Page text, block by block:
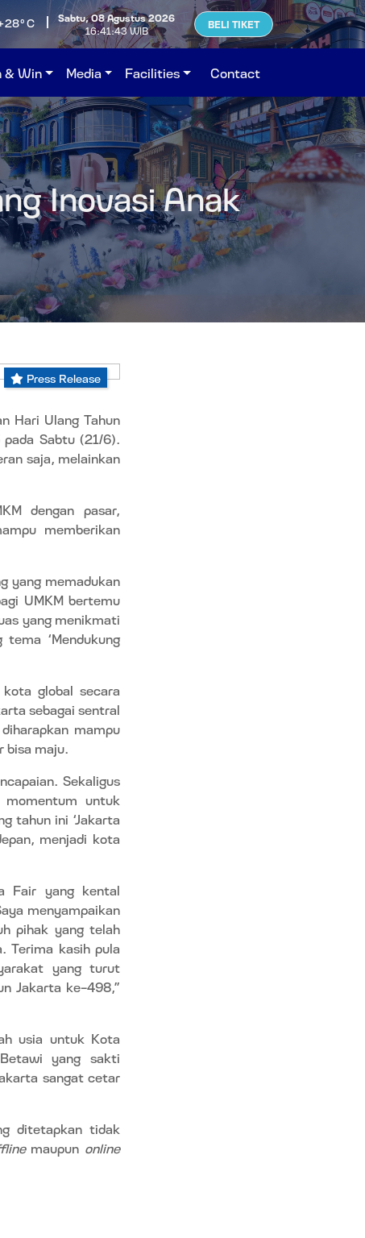
Sabtu, 08 Agustus 2026
16:41:44 WIB
BELI TIKET
& Win Media Facilities Contact
Inovasi Anak
Press Release
Hari Ulang Tahun
Sabtu (21/6).
saja, melainkan
dengan pasar,
memberikan
yang memadukan
UMKM bertemu
yang menikmati
‘Mendukung
global secara
sebagai sentral
mampu
maju.
Sekaligus
momentum untuk
tahun ini ‘Jakarta
menjadi kota
Fair yang kental
menyampaikan
pihak yang telah
Terima kasih pula
yang turut
Jakarta ke-498,”
usia untuk Kota
yang sakti
sangat cetar
ditetapkan tidak
maupun online